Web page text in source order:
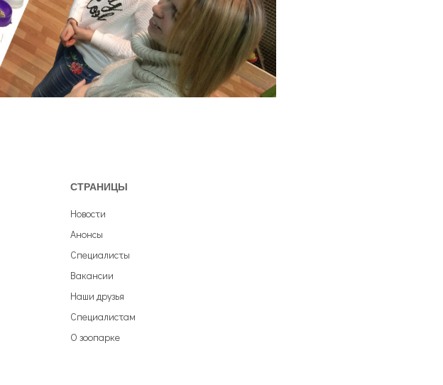
СТРАНИЦЫ
Новости
Анонсы
Специалисты
Вакансии
Наши друзья
Специалистам
О зоопарке